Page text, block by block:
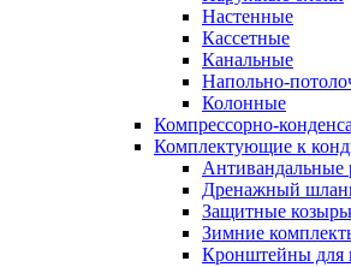
Настенные
Кассетные
Канальные
Напольно-
Колонные
Компрессорно-
Комплектующие к
Антивандальные
Дренажный
Защитные
Зимние
Кронштейны для